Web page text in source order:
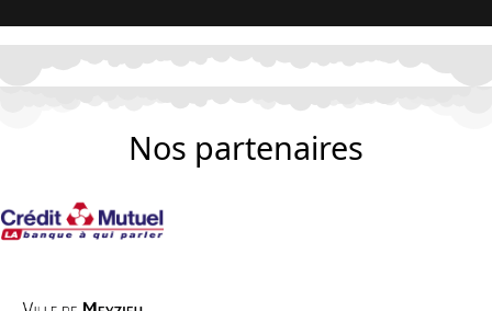
Nos partenaires